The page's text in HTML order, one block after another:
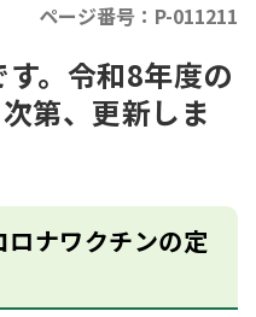
ページ番号：P-011211
。令和8年度の
第、更新しま
ナワクチンの定